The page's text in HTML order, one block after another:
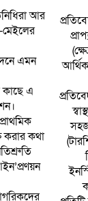
আর
মেইলের
এমন
কাছে এ
করার কথা